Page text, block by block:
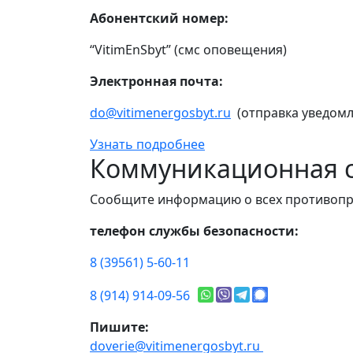
Абонентский номер:
“VitimEnSbyt” (смс оповещения)
Электронная почта:
do@vitimenergosbyt.ru (отправка
Узнать подробнее
Коммуникационная
Сообщите информацию о всех
телефон службы безопасности:
8 (39561) 5-60-11
8 (914) 914-09-56
Пишите:
doverie@vitimenergosbyt.ru